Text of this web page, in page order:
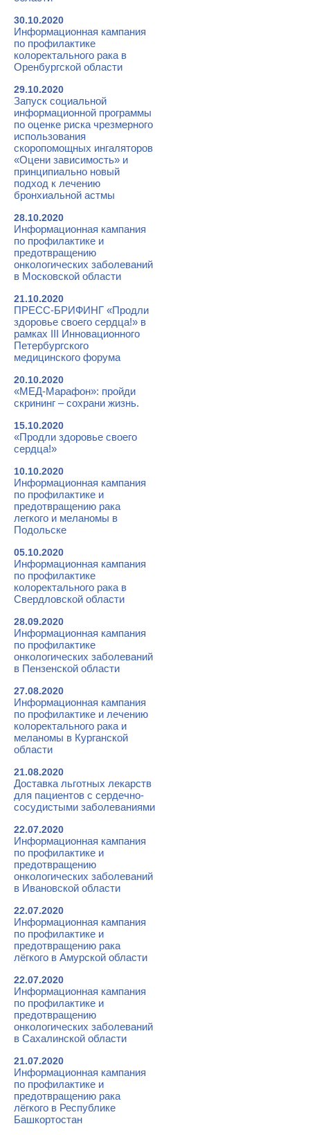
30.10.2020
Информационная кампания
по профилактике
колоректального рака в
Оренбургской области
29.10.2020
Запуск социальной
информационной программы
по оценке риска чрезмерного
использования
скоропомощных ингаляторов
«Оцени зависимость» и
принципиально новый
подход к лечению
бронхиальной астмы
28.10.2020
Информационная кампания
по профилактике и
предотвращению
онкологических заболеваний
в Московской области
21.10.2020
ПРЕСС-БРИФИНГ «Продли
здоровье своего сердца!» в
рамках III Инновационного
Петербургского
медицинского форума
20.10.2020
«МЕД-Марафон»: пройди
скрининг – сохрани жизнь.
15.10.2020
«Продли здоровье своего
сердца!»
10.10.2020
Информационная кампания
по профилактике и
предотвращению рака
легкого и меланомы в
Подольске
05.10.2020
Информационная кампания
по профилактике
колоректального рака в
Свердловской области
28.09.2020
Информационная кампания
по профилактике
онкологических заболеваний
в Пензенской области
27.08.2020
Информационная кампания
по профилактике и лечению
колоректального рака и
меланомы в Курганской
области
21.08.2020
Доставка льготных лекарств
для пациентов с сердечно-
сосудистыми заболеваниями
22.07.2020
Информационная кампания
по профилактике и
предотвращению
онкологических заболеваний
в Ивановской области
22.07.2020
Информационная кампания
по профилактике и
предотвращению рака
лёгкого в Амурской области
22.07.2020
Информационная кампания
по профилактике и
предотвращению
онкологических заболеваний
в Сахалинской области
21.07.2020
Информационная кампания
по профилактике и
предотвращению рака
лёгкого в Республике
Башкортостан